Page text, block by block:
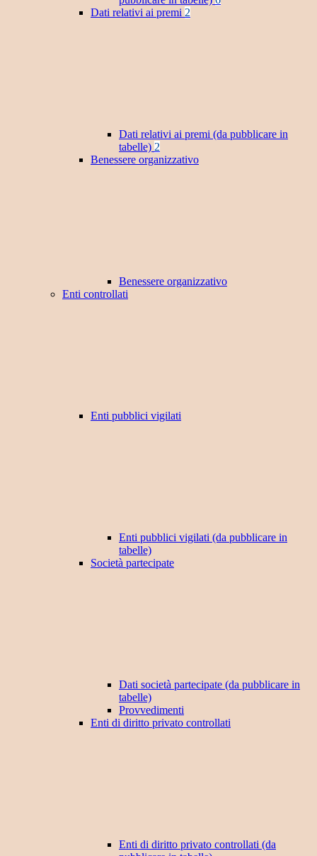
Dati relativi ai premi 2
Dati relativi ai premi (da pubblicare in
tabelle) 2
Benessere organizzativo
Benessere organizzativo
Enti controllati
Enti pubblici vigilati
Enti pubblici vigilati (da pubblicare in
tabelle)
Società partecipate
Dati società partecipate (da pubblicare in
tabelle)
Provvedimenti
Enti di diritto privato controllati
Enti di diritto privato controllati (da